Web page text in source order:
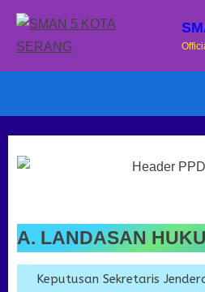
Skip
content
A. LANDASAN
Keputusan Sekretaris